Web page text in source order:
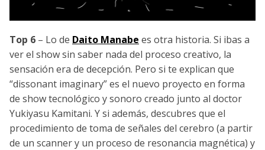
Top 6 – Lo de Daito Manabe es otra historia. Si ibas a
ver el show sin saber nada del proceso creativo, la
sensación era de decepción. Pero si te explican que
“dissonant imaginary” es el nuevo proyecto en forma
de show tecnológico y sonoro creado junto al doctor
Yukiyasu Kamitani. Y si además, descubres que el
procedimiento de toma de señales del cerebro (a partir
de un scanner y un proceso de resonancia magnética) y